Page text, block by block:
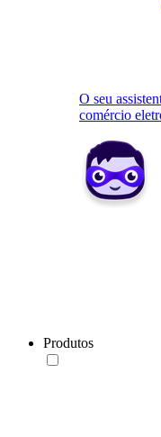
O seu
comércio
Produtos